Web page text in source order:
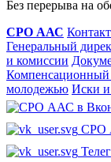
Без перерыва на
СРО ААС
Генеральный
и комиссии
молодежью Иски и
СРО